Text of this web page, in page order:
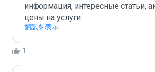
информация, интересные статьи,
цены на услуги.
翻訳を表示
1